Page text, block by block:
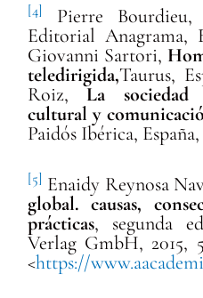
[4] Pierre Bourdieu,
Editorial Anagrama,
Giovanni Sartori,
teledirigida,Taurus,
Roiz,La sociedad
cultural y
Paidós Ibérica, España,
[5] Enaidy Reynosa
global. causas,
prácticas, segunda
Verlag GmbH, 2015,
<https://